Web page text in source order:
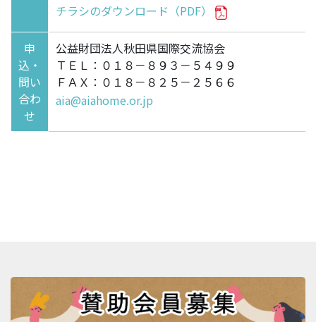
チラシのダウンロード（PDF）
申
込・
問い
合わ
せ
公益財団法人秋田県国際交流協会
ＴＥＬ：０１８－８９３－５４９９
ＦＡＸ：０１８－８２５－２５６６
aia@aiahome.or.jp